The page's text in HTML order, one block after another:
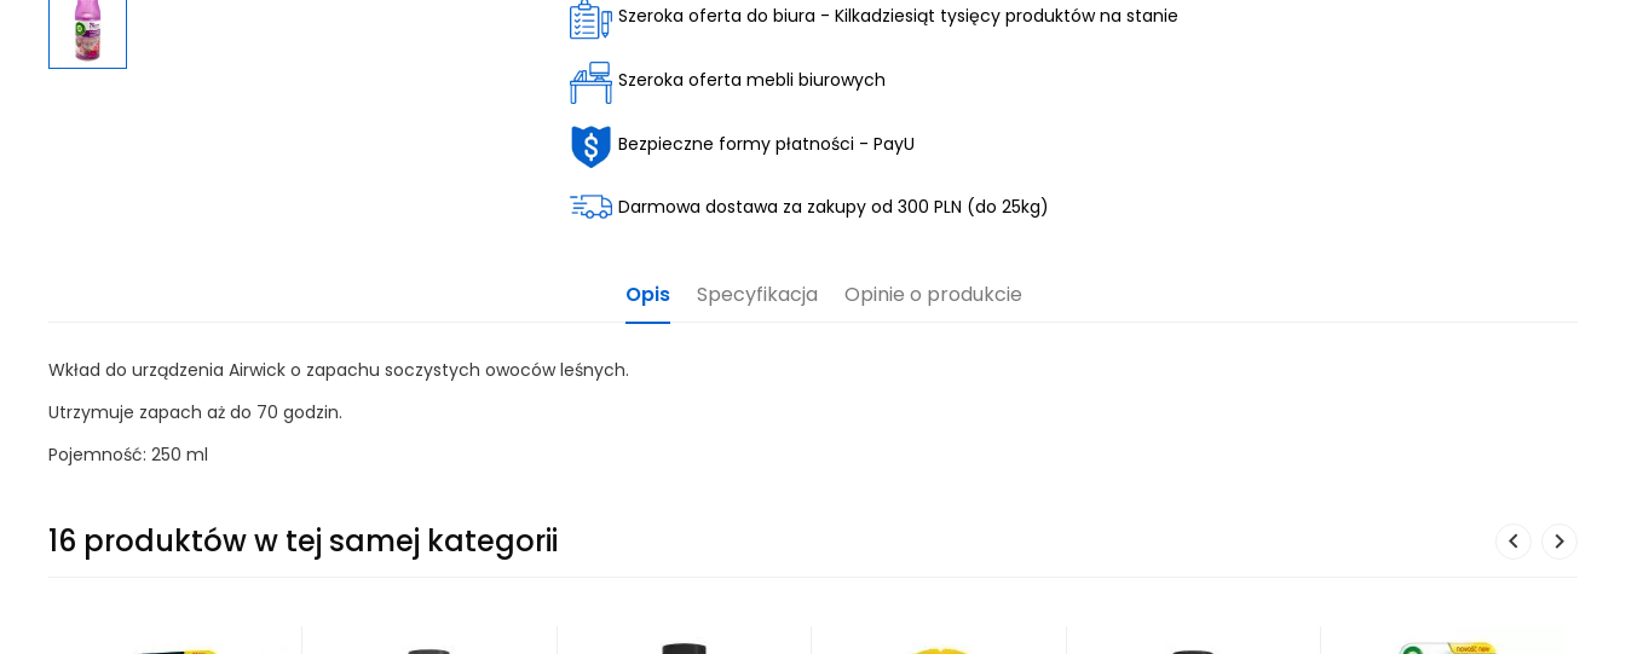
Szeroka oferta do biura - Kilkadziesiąt tysięcy produktów na stanie
Szeroka oferta mebli biurowych
Bezpieczne formy płatności - PayU
Darmowa dostawa za zakupy od 300 PLN (do 25kg)
Opis Specyfikacja Opinie o produkcie
Wkład do urządzenia Airwick o zapachu soczystych owoców leśnych.
Utrzymuje zapach aż do 70 godzin.
Pojemność: 250 ml
16 produktów w tej samej kategorii